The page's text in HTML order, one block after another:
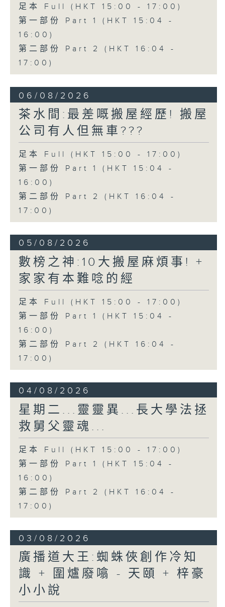
足本 Full (HKT 15:00 - 17:00)
第一部份 Part 1 (HKT 15:04 -
16:00)
第二部份 Part 2 (HKT 16:04 -
17:00)
06/08/2026
茶水間:最差嘅搬屋經歷! 搬屋
公司有人但無車???
足本 Full (HKT 15:00 - 17:00)
第一部份 Part 1 (HKT 15:04 -
16:00)
第二部份 Part 2 (HKT 16:04 -
17:00)
05/08/2026
數榜之神:10大搬屋麻煩事! +
家家有本難唸的經
足本 Full (HKT 15:00 - 17:00)
第一部份 Part 1 (HKT 15:04 -
16:00)
第二部份 Part 2 (HKT 16:04 -
17:00)
04/08/2026
星期二...靈靈異...長大學法拯
救舅父靈魂...
足本 Full (HKT 15:00 - 17:00)
第一部份 Part 1 (HKT 15:04 -
16:00)
第二部份 Part 2 (HKT 16:04 -
17:00)
03/08/2026
廣播道大王:蜘蛛俠創作冷知
識 + 圍爐廢噏 - 天頤 + 梓豪
小小說